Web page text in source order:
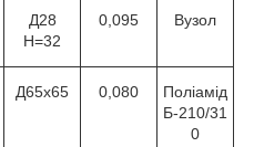
Д28
Н=32
0,095 Вузол
Д65х65 0,080
Поліамід
Б-210/31
0